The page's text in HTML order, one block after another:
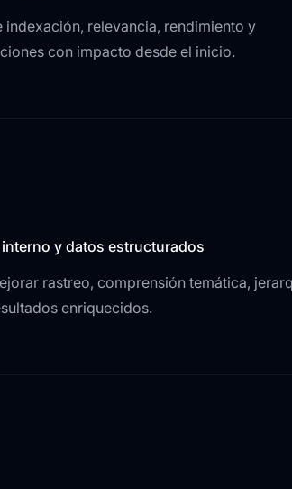
indexación, relevancia, rendimiento y
con impacto desde el inicio.
y datos estructurados
rastreo, comprensión temática,
enriquecidos.